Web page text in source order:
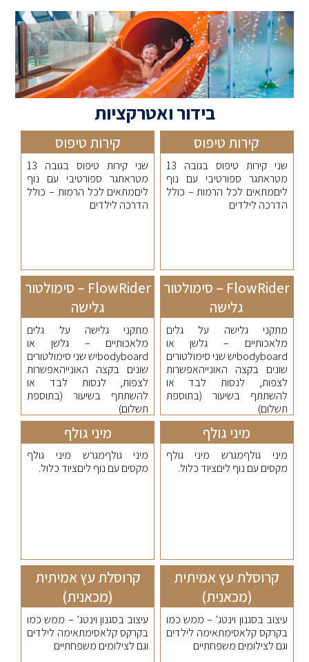
בידור ואטרקציות
קירות טיפוס
שני קירות טיפוס בגובה 13
מטראתגר ספורטיבי עם נוף
ליםמתאים לכל הרמות – כולל
הדרכה לילדים
קירות טיפוס
שני קירות טיפוס בגובה 13
מטראתגר ספורטיבי עם נוף
ליםמתאים לכל הרמות – כולל
הדרכה לילדים
FlowRider – סימולטור
גלישה
מתקני גלישה על גלים
מלאכותיים – גלשן או
bodyboardיש שני סימולטורים
שונים בקצה האונייהאפשרות
לצפות, לנסות לבד או
להשתתף בשיעור (בתוספת
תשלום)
FlowRider – סימולטור
גלישה
מתקני גלישה על גלים
מלאכותיים – גלשן או
bodyboardיש שני סימולטורים
שונים בקצה האונייהאפשרות
לצפות, לנסות לבד או
להשתתף בשיעור (בתוספת
תשלום)
מיני גולף
מיני גולףמגרש מיני גולף
מקסים עם נוף ליםציוד כלול.
מיני גולף
מיני גולףמגרש מיני גולף
מקסים עם נוף ליםציוד כלול.
קרוסלת עץ אמיתית
(מכאנית)
עיצוב בסגנון וינטג’ – ממש כמו
בקרקס קלאסימתאימה לילדים
וגם לצילומים משפחתיים
קרוסלת עץ אמיתית
(מכאנית)
עיצוב בסגנון וינטג’ – ממש כמו
בקרקס קלאסימתאימה לילדים
וגם לצילומים משפחתיים